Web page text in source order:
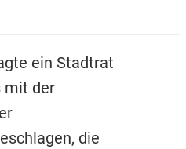
ein Stadtrat
mit der
die